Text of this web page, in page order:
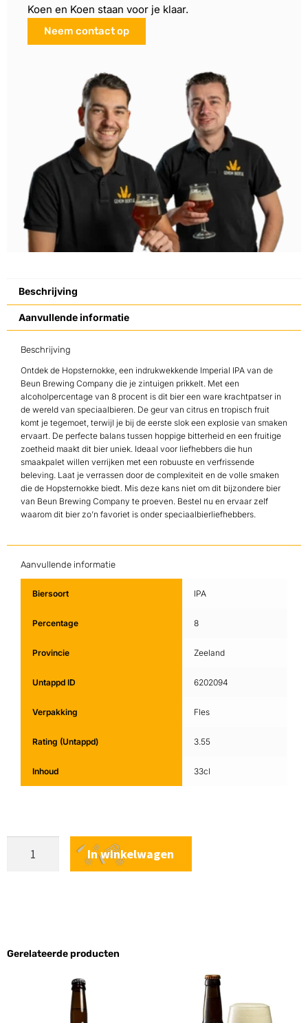
Koen en Koen staan voor je klaar.
Neem contact op
Beschrijving
Aanvullende informatie
Beschrijving
Ontdek de Hopsternokke, een indrukwekkende Imperial IPA van de
Beun Brewing Company die je zintuigen prikkelt. Met een
alcoholpercentage van 8 procent is dit bier een ware krachtpatser in
de wereld van speciaalbieren. De geur van citrus en tropisch fruit
komt je tegemoet, terwijl je bij de eerste slok een explosie van smaken
ervaart. De perfecte balans tussen hoppige bitterheid en een fruitige
zoetheid maakt dit bier uniek. Ideaal voor liefhebbers die hun
smaakpalet willen verrijken met een robuuste en verfrissende
beleving. Laat je verrassen door de complexiteit en de volle smaken
die de Hopsternokke biedt. Mis deze kans niet om dit bijzondere bier
van Beun Brewing Company te proeven. Bestel nu en ervaar zelf
waarom dit bier zo’n favoriet is onder speciaalbierliefhebbers.
Aanvullende informatie
Biersoort IPA
Percentage 8
Provincie Zeeland
Untappd ID 6202094
Verpakking Fles
Rating (Untappd) 3.55
Inhoud 33cl
In winkelwagen
Gerelateerde producten